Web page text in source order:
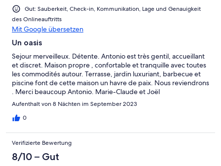
Gut: Sauberkeit, Check-in, Kommunikation, Lage und Genauigkeit
des Onlineauftritts
Mit Google übersetzen
Un oasis
Sejour merveilleux. Détente. Antonio est très gentil, accueillant
et discret. Maison propre , confortable et tranquille avec toutes
les commodités autour. Terrasse, jardin luxuriant, barbecue et
piscine font de cette maison un havre de paix. Nous reviendrons
. Merci beaucoup Antonio. Marie-Claude et Joël
Aufenthalt von 8 Nächten im September 2023
0
Verifizierte Bewertung
8/10 – Gut